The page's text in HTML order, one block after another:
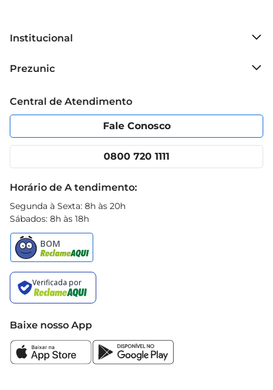
Institucional
Grupo Cencosud
Política de Privacidade
Portal do fornecedor
Cencosud Media
Prezunic
Código de Ética
App Prezunic
Central de Atendimento
Fale Conosco
0800 720 1111
Horário de A tendimento:
Segunda à Sexta: 8h às 20h
Sábados: 8h às 18h
Baixe nosso App